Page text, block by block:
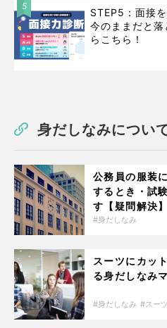
5
STEP5：面接
今のままだと
らこちら！
身だしなみについ
公務員の服装
するとき・試
す【疑問解決】
身だしなみ
スーツにカッ
る身だしなみ
身だしなみ スーツ